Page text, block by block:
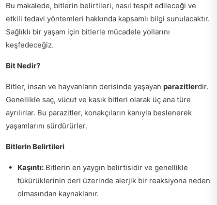
Bu makalede, bitlerin belirtileri, nasıl tespit edileceği ve
etkili tedavi yöntemleri hakkında kapsamlı bilgi sunulacaktır.
Sağlıklı bir yaşam için bitlerle mücadele yollarını
keşfedeceğiz.
Bit Nedir?
Bitler, insan ve hayvanların derisinde yaşayan parazitlerdir.
Genellikle saç, vücut ve kasık bitleri olarak üç ana türe
ayrılırlar. Bu parazitler, konakçıların kanıyla beslenerek
yaşamlarını sürdürürler.
Bitlerin Belirtileri
Kaşıntı: Bitlerin en yaygın belirtisidir ve genellikle
tükürüklerinin deri üzerinde alerjik bir reaksiyona neden
olmasından kaynaklanır.